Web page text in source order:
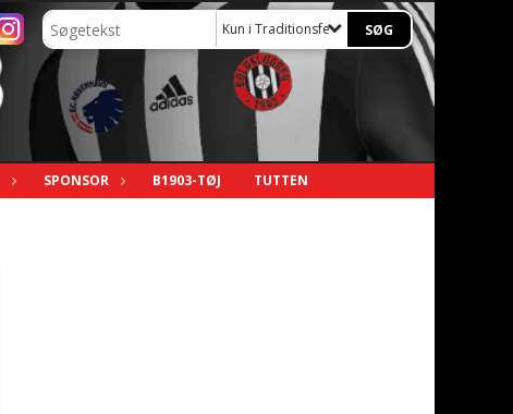
Kun i Traditionsfest B1903
SPONSOR B1903-TØJ TUTTEN